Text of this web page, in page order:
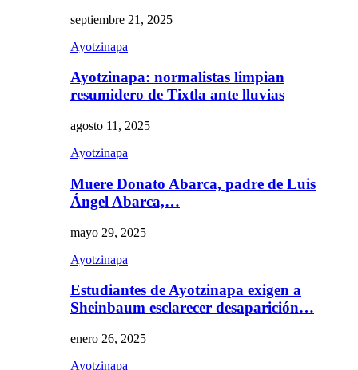
septiembre 21, 2025
Ayotzinapa
Ayotzinapa: normalistas limpian
resumidero de Tixtla ante lluvias
agosto 11, 2025
Ayotzinapa
Muere Donato Abarca, padre de Luis
Ángel Abarca,…
mayo 29, 2025
Ayotzinapa
Estudiantes de Ayotzinapa exigen a
Sheinbaum esclarecer desaparición…
enero 26, 2025
Ayotzinapa